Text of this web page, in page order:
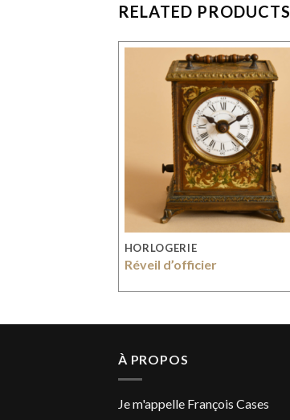
RELATED PRODUCTS
HORLOGERIE
Réveil d’officier
À PROPOS
Je m'appelle François Cases